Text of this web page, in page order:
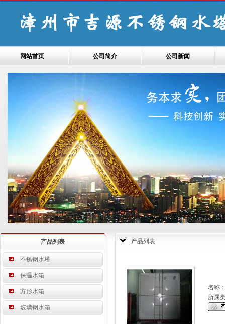
网站首页 公司简介 公司新闻
产品列表
不锈钢水塔
保温水箱
方形水箱
玻璃钢水箱
产品列表
名
所属